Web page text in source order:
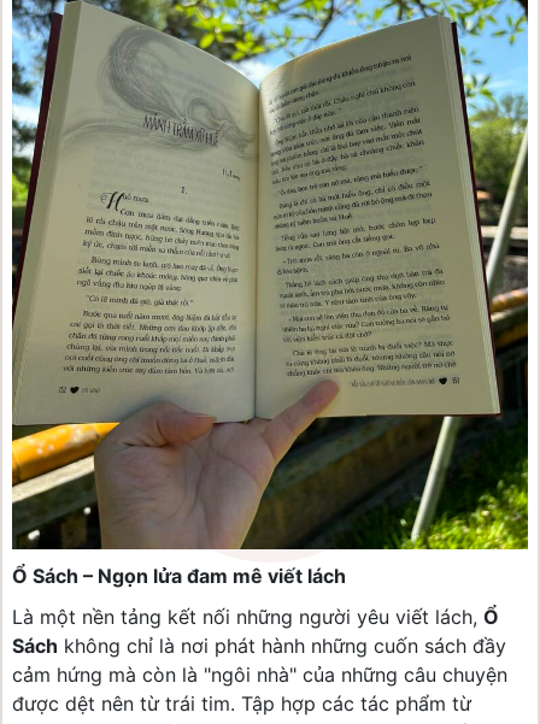
Ổ Sách – Ngọn lửa đam mê viết lách
Là một nền tảng kết nối những người yêu viết lách, Ổ
Sách không chỉ là nơi phát hành những cuốn sách đầy
cảm hứng mà còn là "ngôi nhà" của những câu chuyện
được dệt nên từ trái tim. Tập hợp các tác phẩm từ